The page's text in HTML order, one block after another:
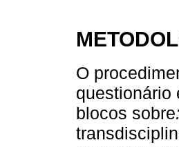
O
questionário
blocos sobre